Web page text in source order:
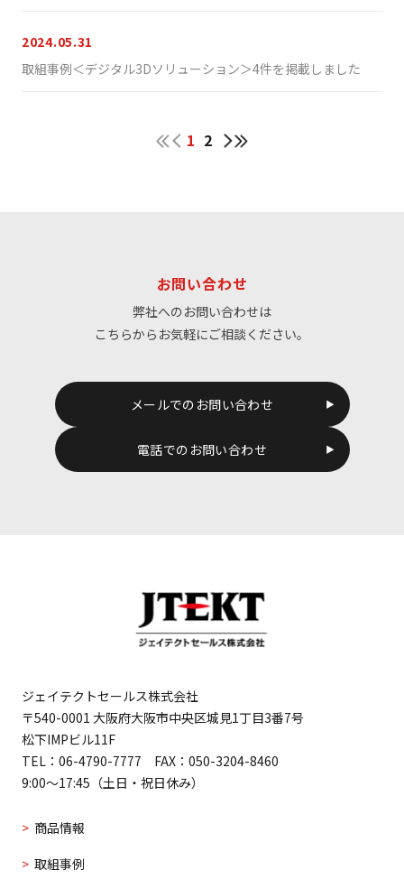
2024.05.31
取組事例＜デジタル3Dソリューション＞4件を掲載しました
1 2
お問い合わせ
弊社へのお問い合わせは
こちらからお気軽にご相談ください。
メールでのお問い合わせ
電話でのお問い合わせ
ジェイテクトセールス株式会社
〒540-0001 大阪府大阪市中央区城見1丁目3番7号
松下IMPビル11F
TEL：06-4790-7777 FAX：050-3204-8460
9:00～17:45（土日・祝日休み）
商品情報
取組事例